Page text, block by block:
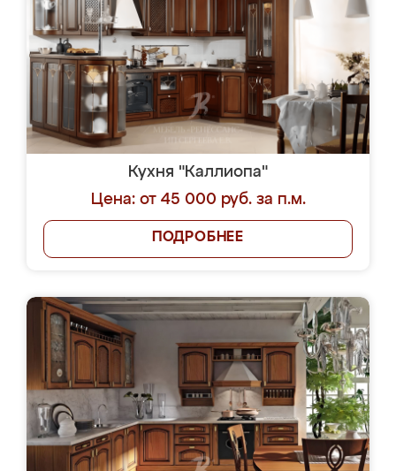
Кухня "Каллиопа"
Цена: от 45 000 руб. за п.м.
ПОДРОБНЕЕ